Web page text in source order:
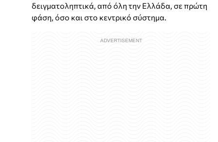
δειγματοληπτικά, από όλη την Ελλάδα, σε πρώτη
φάση, όσο και στο κεντρικό σύστημα.